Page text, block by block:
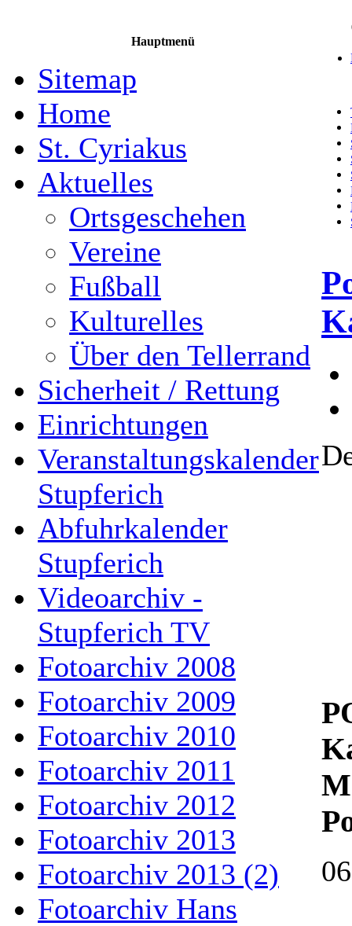
Hauptmenü
Sitemap
Home
St. Cyriakus
Aktuelles
Ortsgeschehen
Vereine
Fußball
Kulturelles
Über den Tellerrand
Sicherheit / Rettung
Einrichtungen
Veranstaltungskalender
Stupferich
Abfuhrkalender
Stupferich
Videoarchiv -
Stupferich TV
Fotoarchiv 2008
Fotoarchiv 2009
Fotoarchiv 2010
Fotoarchiv 2011
Fotoarchiv 2012
Fotoarchiv 2013
Fotoarchiv 2013 (2)
Fotoarchiv Hans